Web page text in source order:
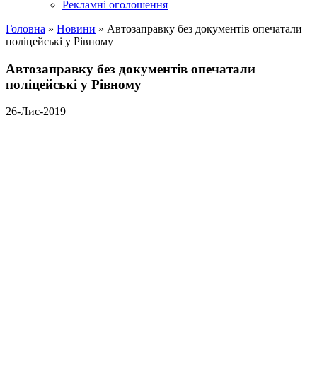
Рекламні оголошення
Головна » Новини » Автозаправку без документів опечатали
поліцейські у Рівному
Автозаправку без документів опечатали
поліцейські у Рівному
26-Лис-2019